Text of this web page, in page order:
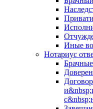
Иные
Нотариус